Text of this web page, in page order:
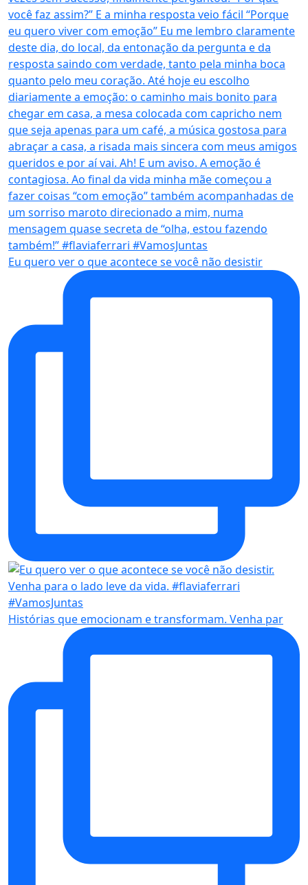
Eu quero ver o que acontece se você não desistir
Histórias que emocionam e transformam. Venha par